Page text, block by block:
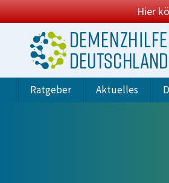
Hier
Ratgeber Aktuelles